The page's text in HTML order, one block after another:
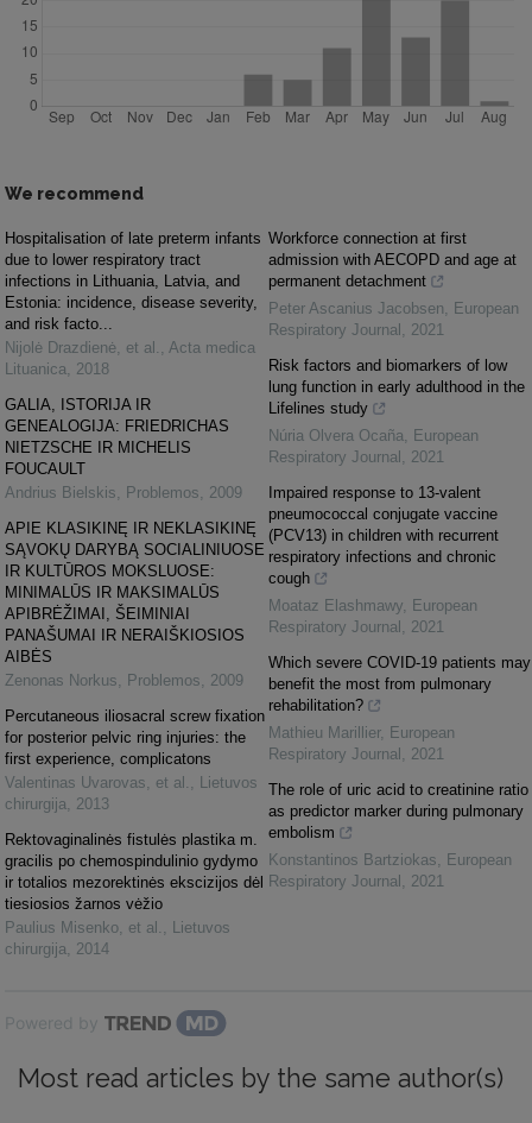
We recommend
Hospitalisation of late preterm infants
due to lower respiratory tract
infections in Lithuania, Latvia, and
Estonia: incidence, disease severity,
and risk facto...
Nijolė Drazdienė, et al.
Acta medica
Lituanica
2018
GALIA, ISTORIJA IR
GENEALOGIJA: FRIEDRICHAS
NIETZSCHE IR MICHELIS
FOUCAULT
Andrius Bielskis
Problemos
2009
APIE KLASIKINĘ IR NEKLASIKINĘ
SĄVOKŲ DARYBĄ SOCIALINIUOSE
IR KULTŪROS MOKSLUOSE:
MINIMALŪS IR MAKSIMALŪS
APIBRĖŽIMAI, ŠEIMINIAI
PANAŠUMAI IR NERAIŠKIOSIOS
AIBĖS
Zenonas Norkus
Problemos
2009
Percutaneous iliosacral screw fixation
for posterior pelvic ring injuries: the
first experience, complicatons
Valentinas Uvarovas, et al.
Lietuvos
chirurgija
2013
Rektovaginalinės fistulės plastika m.
gracilis po chemospindulinio gydymo
ir totalios mezorektinės ekscizijos dėl
tiesiosios žarnos vėžio
Paulius Misenko, et al.
Lietuvos
chirurgija
2014
Workforce connection at first
admission with AECOPD and age at
permanent detachment
Peter Ascanius Jacobsen
European
Respiratory Journal
2021
Risk factors and biomarkers of low
lung function in early adulthood in the
Lifelines study
Núria Olvera Ocaña
European
Respiratory Journal
2021
Impaired response to 13-valent
pneumococcal conjugate vaccine
(PCV13) in children with recurrent
respiratory infections and chronic
cough
Moataz Elashmawy European
Respiratory Journal
2021
Which severe COVID-19 patients may
benefit the most from pulmonary
rehabilitation?
Mathieu Marillier, European
Respiratory Journal
2021
The role of uric acid to creatinine ratio
as predictor marker during pulmonary
embolism
Konstantinos Bartziokas
European
Respiratory Journal
2021
Powered by
Most read articles by the same author(s)